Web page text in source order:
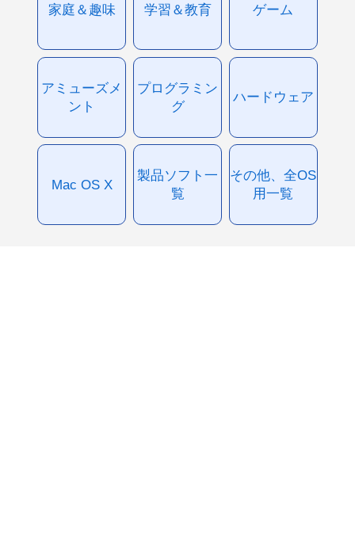
家庭＆趣味 学習＆教育 ゲーム
アミューズメ
ント
プログラミン
グ
ハードウェア
Mac OS X
製品ソフト一
覧
その他、全OS
用一覧